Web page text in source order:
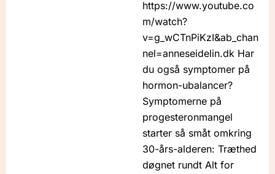
https://www.youtube.co
m/watch?
v=g_wCTnPiKzI&ab_chan
nel=anneseidelin.dk Har
du også symptomer på
hormon-ubalancer?
Symptomerne på
progesteronmangel
starter så småt omkring
30-års-alderen: Træthed
døgnet rundt Alt for